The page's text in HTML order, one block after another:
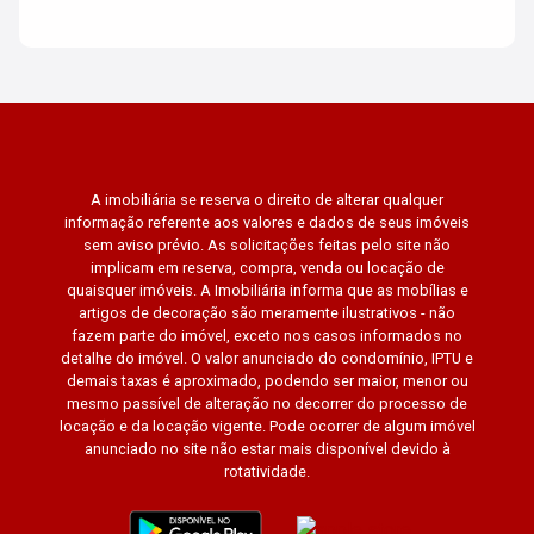
A imobiliária se reserva o direito de alterar qualquer
informação referente aos valores e dados de seus imóveis
sem aviso prévio. As solicitações feitas pelo site não
implicam em reserva, compra, venda ou locação de
quaisquer imóveis. A Imobiliária informa que as mobílias e
artigos de decoração são meramente ilustrativos - não
fazem parte do imóvel, exceto nos casos informados no
detalhe do imóvel. O valor anunciado do condomínio, IPTU e
demais taxas é aproximado, podendo ser maior, menor ou
mesmo passível de alteração no decorrer do processo de
locação e da locação vigente. Pode ocorrer de algum imóvel
anunciado no site não estar mais disponível devido à
rotatividade.